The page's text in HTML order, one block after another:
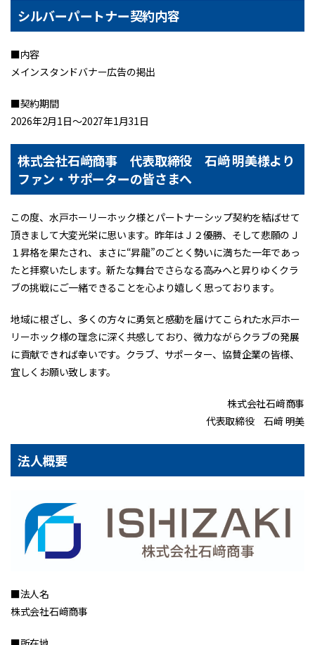
シルバーパートナー契約内容
■内容
メインスタンドバナー広告の掲出
■契約期間
2026年2月1日～2027年1月31日
株式会社石﨑商事 代表取締役 石﨑 明美様より
ファン・サポーターの皆さまへ
この度、⽔⼾ホーリーホック様とパートナーシップ契約を結ばせて
頂きまして⼤変光栄に思います。昨年はＪ２優勝、そして悲願のＪ
１昇格を果たされ、まさに“昇龍”のごとく勢いに満ちた一年であっ
たと拝察いたします。新たな舞台でさらなる高みへと昇りゆくクラ
ブの挑戦にご一緒できることを心より嬉しく思っております。
地域に根ざし、多くの方々に勇気と感動を届けてこられた水戸ホー
リーホック様の理念に深く共感しており、微力ながらクラブの発展
に貢献できれば幸いです。クラブ、サポーター、協賛企業の皆様、
宜しくお願い致します。
株式会社石﨑商事
代表取締役 石﨑 明美
法人概要
■法人名
株式会社石﨑商事